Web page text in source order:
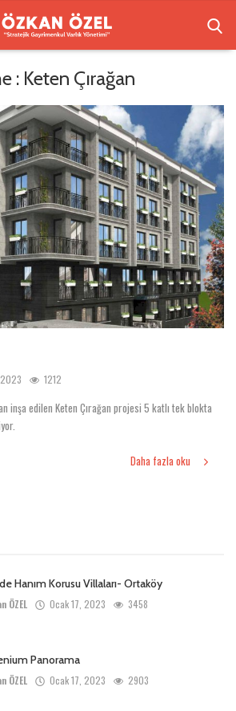
: Keten Çırağan
1212
inşa edilen Keten Çırağan projesi 5 katlı tek blokta
Daha fazla oku
Hanım Korusu Villaları- Ortaköy
ÖZEL Ocak 17, 2023 3458
Panorama
ÖZEL Ocak 17, 2023 2903